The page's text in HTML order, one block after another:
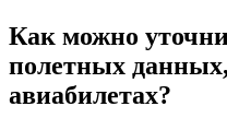
Как можно
полетных
авиабилетах?